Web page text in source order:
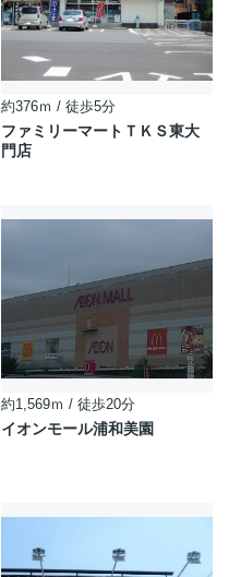
約376ｍ / 徒歩5分
ファミリーマートＴＫＳ東大
門店
約1,569ｍ / 徒歩20分
イオンモール浦和美園